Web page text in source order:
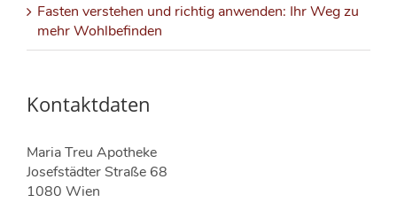
Fasten verstehen und richtig anwenden: Ihr Weg zu
mehr Wohlbefinden
Kontaktdaten
Maria Treu Apotheke
Josefstädter Straße 68
1080 Wien